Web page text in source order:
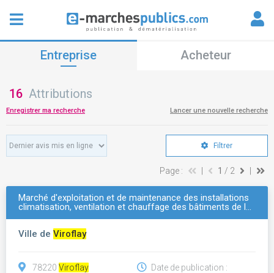
Entreprise Acheteur
16 Attributions
Enregistrer ma recherche Lancer une nouvelle recherche
Filtrer
Page : 1 / 2
Marché d'exploitation et de maintenance des installations
climatisation, ventilation et chauffage des bâtiments de l…
Ville de Viroflay
78220 Viroflay
Date de publication :